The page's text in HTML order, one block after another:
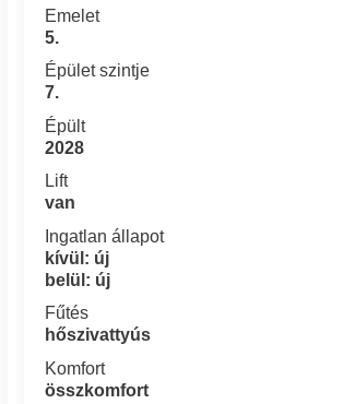
Emelet
5.
Épület szintje
7.
Épült
2028
Lift
van
Ingatlan állapot
kívül: új
belül: új
Fűtés
hőszivattyús
Komfort
összkomfort